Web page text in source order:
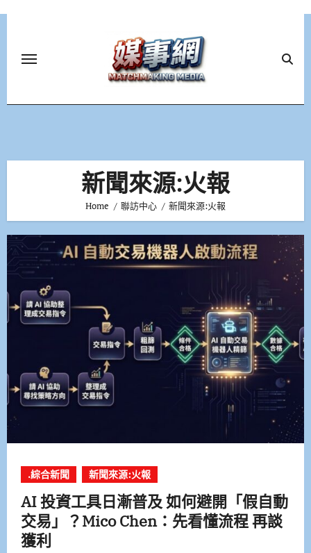
新聞來源:火報
Home 聯訪中心 新聞來源:火報
.綜合新聞 新聞來源:火報
AI 投資工具日漸普及 如何避開「假自動
交易」？Mico Chen：先看懂流程 再談
獲利